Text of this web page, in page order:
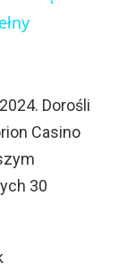
Dorośli
Casino
30